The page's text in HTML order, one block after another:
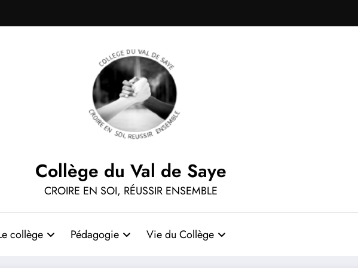
Collège du Val de Saye
CROIRE EN SOI, RÉUSSIR ENSEMBLE
collège Pédagogie Vie du Collège